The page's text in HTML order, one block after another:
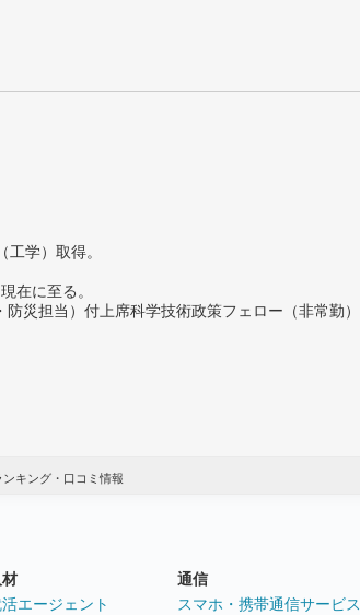
学）取得。
在に至る。
災担当）付上席科学技術政策フェロー（非常勤）
キング・口コミ情報
材
エージェント
通信
スマホ・携帯通信サービス